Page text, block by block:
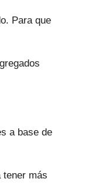
Para que
a base de
tener más